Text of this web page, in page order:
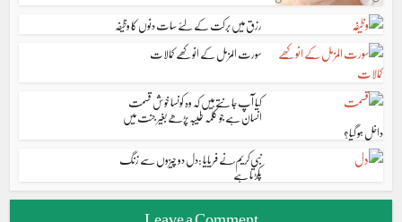
رزق میں برکت کے لئے سات دنوں کا وظیفہ
سورت المزمل کے انوکھے کمالات
کیا آپ جانتے ہیں کہ وہ کونسا خوش قسمت
انسان ہے جو کلمہ طیبہ پڑھے بغیر جنت میں
داخل ہو گیا؟
نبی کریم ؐنے فریایا :دل دو چیزوں سے زنگ
پکڑتا ہے